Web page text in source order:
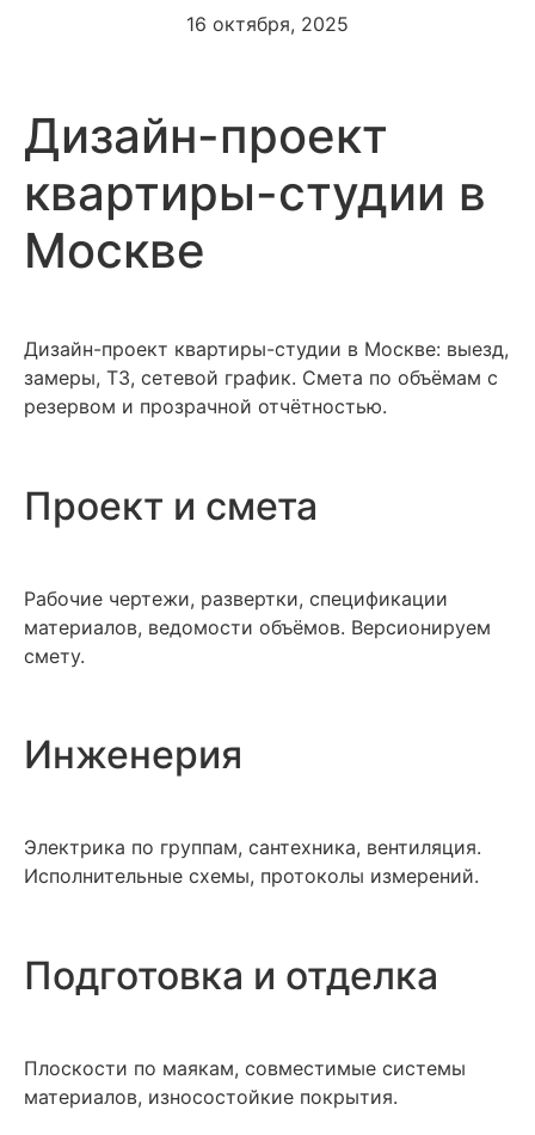
16 октября, 2025
Дизайн-проект
квартиры-студии в
Москве
Дизайн-проект квартиры-студии в Москве: выезд,
замеры, ТЗ, сетевой график. Смета по объёмам с
резервом и прозрачной отчётностью.
Проект и смета
Рабочие чертежи, развертки, спецификации
материалов, ведомости объёмов. Версионируем
смету.
Инженерия
Электрика по группам, сантехника, вентиляция.
Исполнительные схемы, протоколы измерений.
Подготовка и отделка
Плоскости по маякам, совместимые системы
материалов, износостойкие покрытия.